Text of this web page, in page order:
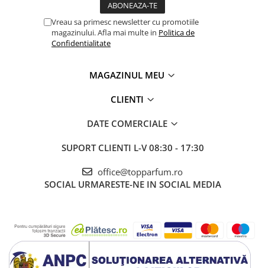
Vreau sa primesc newsletter cu promotiile
magazinului. Afla mai multe in Politica de
Confidentialitate
MAGAZINUL MEU
CLIENTI
DATE COMERCIALE
SUPORT CLIENTI L-V 08:30 - 17:30
office@topparfum.ro
SOCIAL URMARESTE-NE IN SOCIAL MEDIA